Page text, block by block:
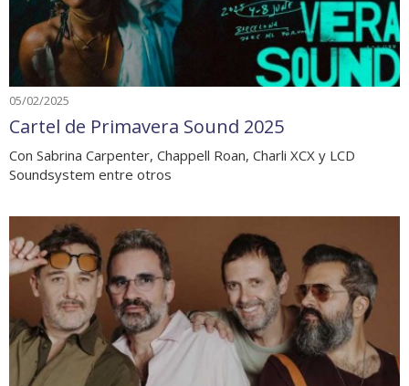
05/02/2025
Cartel de Primavera Sound 2025
Con Sabrina Carpenter, Chappell Roan, Charli XCX y LCD
Soundsystem entre otros